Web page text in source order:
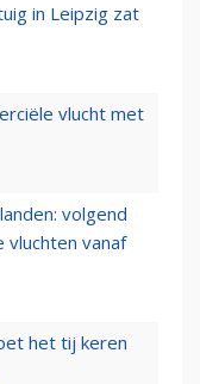
in Leipzig zat
vlucht met
volgend
vanaf
het tij keren